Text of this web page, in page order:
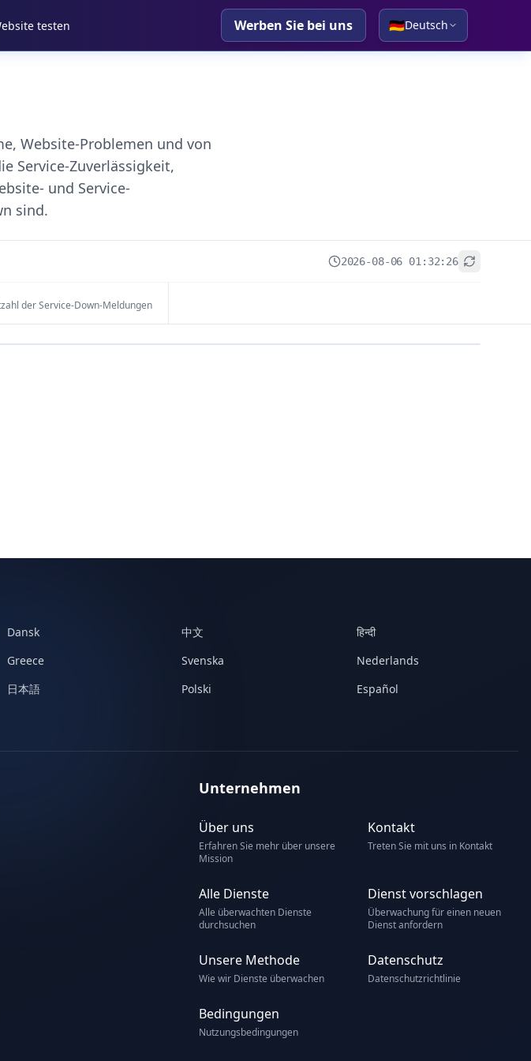
testen Werben Sie bei uns 🇩🇪Deutsch
Website-Problemen und von
Service-Zuverlässigkeit,
und Service-
sind.
2026-08-06 01:32:26
der Service-Down-Meldungen
Dansk 中文
हिन्दी
Greece Svenska
Nederlands
日本語 Polski
Español
Unternehmen
Über uns
Erfahren Sie mehr über unsere
Mission
Kontakt
Treten Sie mit uns in Kontakt
Alle Dienste
Alle überwachten Dienste
durchsuchen
Dienst vorschlagen
Überwachung für einen neuen
Dienst anfordern
Unsere Methode
Wie wir Dienste überwachen
Datenschutz
Datenschutzrichtlinie
Bedingungen
Nutzungsbedingungen